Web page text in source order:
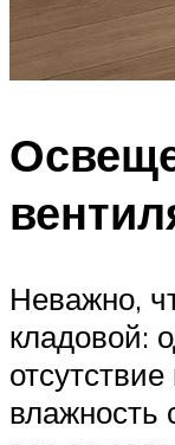
Неважно,
кладовой:
влажность